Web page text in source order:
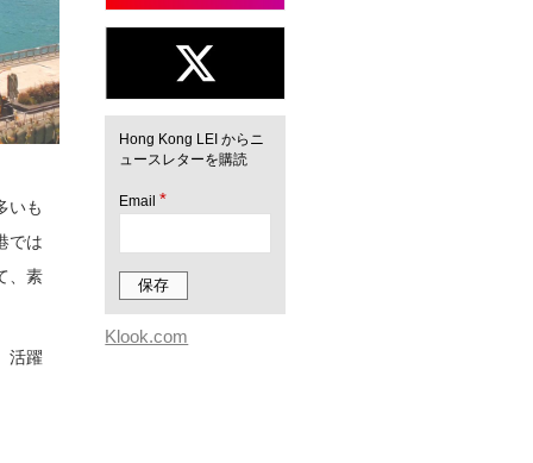
いも
では
、素
活躍
Hong Kong LEI からニ
ュースレターを購読
Email*
Klook.com